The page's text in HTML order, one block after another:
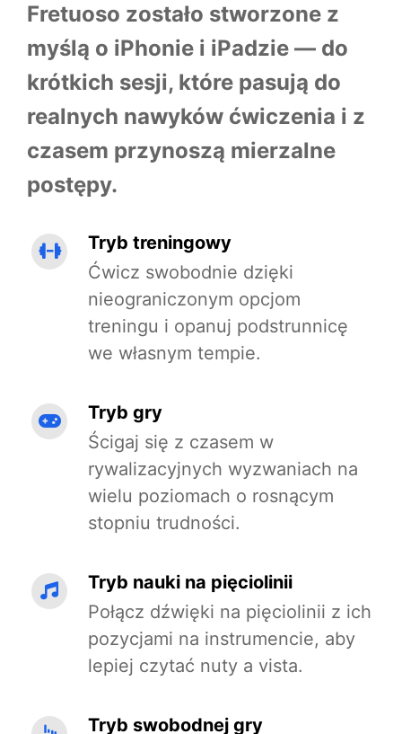
Fretuoso zostało stworzone z
myślą o iPhonie i iPadzie — do
krótkich sesji, które pasują do
realnych nawyków ćwiczenia i z
czasem przynoszą mierzalne
postępy.
Tryb treningowy
Ćwicz swobodnie dzięki
nieograniczonym opcjom
treningu i opanuj podstrunnicę
we własnym tempie.
Tryb gry
Ścigaj się z czasem w
rywalizacyjnych wyzwaniach na
wielu poziomach o rosnącym
stopniu trudności.
Tryb nauki na pięciolinii
Połącz dźwięki na pięciolinii z ich
pozycjami na instrumencie, aby
lepiej czytać nuty a vista.
Tryb swobodnej gry